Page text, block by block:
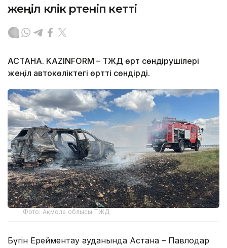
жеңіл көлік өртеніп кетті
АСТАНА. KAZINFORM – ТЖД өрт сөндірушілері
жеңіл автокөліктегі өртті сөндірді.
Фото: Ақмола облысы ТЖД
Бүгін Ерейментау ауданында Астана – Павлодар